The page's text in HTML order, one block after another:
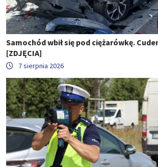
Samochód wbił się pod ciężarówkę.
[ZDJĘCIA]
7 sierpnia 2026